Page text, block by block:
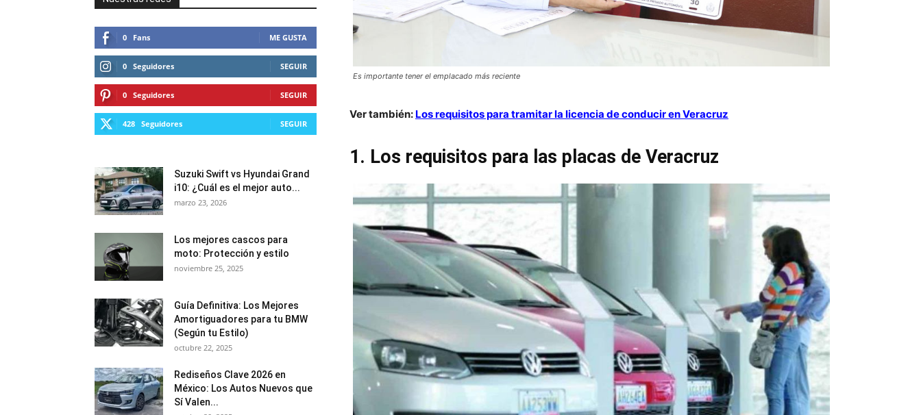
Es importante tener el emplacado más reciente
Ver también: Los requisitos para tramitar la licencia de conducir en Veracruz
1. Los requisitos para las placas de Veracruz
0 Fans ME GUSTA
0 Seguidores SEGUIR
0 Seguidores SEGUIR
428 Seguidores SEGUIR
Suzuki Swift vs Hyundai Grand
i10: ¿Cuál es el mejor auto...
marzo 23, 2026
Los mejores cascos para
moto: Protección y estilo
noviembre 25, 2025
Guía Definitiva: Los Mejores
Amortiguadores para tu BMW
(Según tu Estilo)
octubre 22, 2025
Rediseños Clave 2026 en
México: Los Autos Nuevos que
Sí Valen...